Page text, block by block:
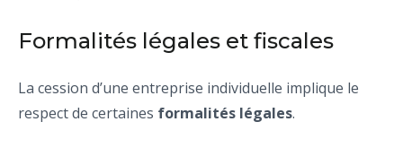
Formalités légales et fiscales
La cession d’une entreprise individuelle implique le
respect de certaines formalités légales.